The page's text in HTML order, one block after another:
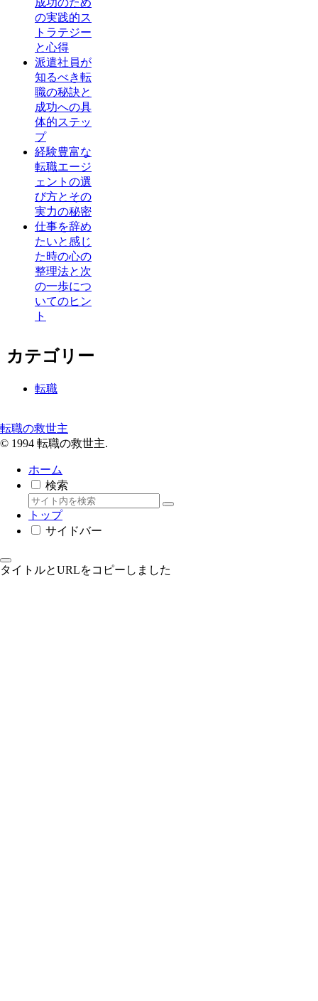
の実践的ス
トラテジー
と心得
派遣社員が
知るべき転
職の秘訣と
成功への具
体的ステッ
プ
経験豊富な
転職エージ
ェントの選
び方とその
実力の秘密
仕事を辞め
たいと感じ
た時の心の
整理法と次
の一歩につ
いてのヒン
ト
カテゴリー
転職
転職の救世主
© 1994 転職の救世主.
ホーム
検索
トップ
サイドバー
タイトルとURLをコピーしました